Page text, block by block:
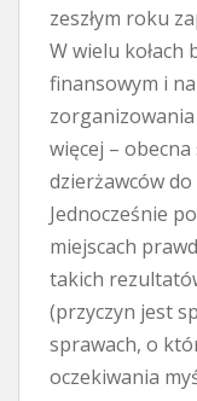
zeszłym roku
W wielu kołach
finansowym i
więcej –
dzierżawców
Jednocześnie
miejscach
takich
(przyczyn jest
sprawach, o
oczekiwania